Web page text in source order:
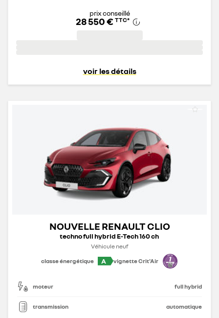
prix conseillé
28 550 € TTC*
voir les détails
NOUVELLE RENAULT CLIO
techno full hybrid E-Tech 160 ch
Véhicule neuf
classe énergétique
A vignette Crit'Air
moteur full hybrid
transmission automatique